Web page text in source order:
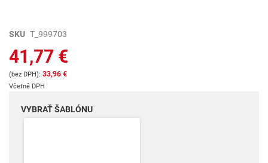
Preskočiť
začiatok
galérie
obrázkov
SKU T_999703
41,77 €
33,96 €
Včetně DPH
VYBRAŤ ŠABLÓNU